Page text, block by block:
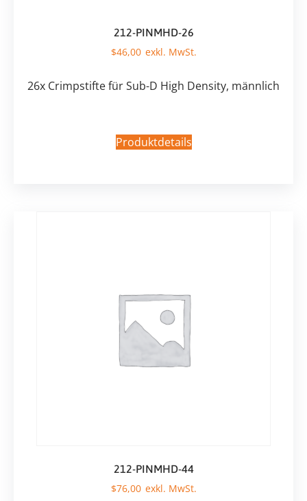
212-PINMHD-26
$46,00
26x Crimpstifte für Sub-D High Density, männlich
Produktdetails
212-PINMHD-44
$76,00